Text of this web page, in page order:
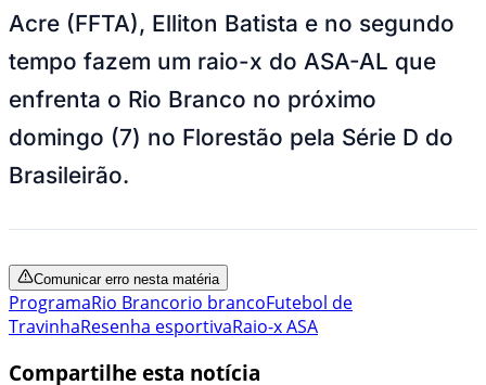
Acre (FFTA), Elliton Batista e no segundo
tempo fazem um raio-x do ASA-AL que
enfrenta o Rio Branco no próximo
domingo (7) no Florestão pela Série D do
Brasileirão.
Comunicar erro nesta matéria
ProgramaRio Brancorio brancoFutebol de
TravinhaResenha esportivaRaio-x ASA
Compartilhe esta notícia